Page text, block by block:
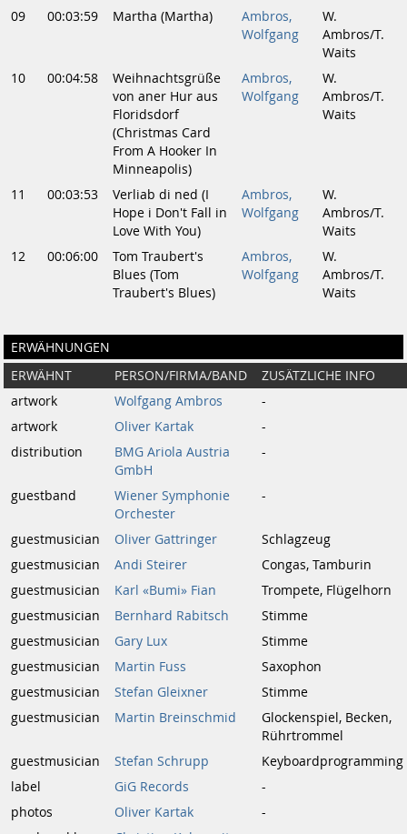
09
00:03:59 Martha (Martha)
Ambros,
Wolfgang
W.
Ambros/T.
Waits
10
00:04:58
Weihnachtsgrüße
von aner Hur aus
Floridsdorf
(Christmas Card
From A Hooker In
Minneapolis)
Ambros,
Wolfgang
W.
Ambros/T.
Waits
11 00:03:53
Verliab di ned (I
Hope i Don't Fall in
Love With You)
Ambros,
Wolfgang
W.
Ambros/T.
Waits
12
00:06:00
Tom Traubert's
Blues (Tom
Traubert's Blues)
Ambros,
Wolfgang
W.
Ambros/T.
Waits
ERWÄHNUNGEN
ERWÄHNT PERSON/FIRMA/BAND
ZUSÄTZLICHE INFO
artwork
Wolfgang Ambros
-
artwork
Oliver Kartak
-
distribution
BMG Ariola Austria
GmbH
-
guestband
Wiener Symphonie
Orchester
-
guestmusician Oliver Gattringer
Schlagzeug
guestmusician
Andi Steirer
Congas, Tamburin
guestmusician
Karl «Bumi» Fian
Trompete, Flügelhorn
guestmusician
Bernhard Rabitsch
Stimme
guestmusician
Gary Lux
Stimme
guestmusician
Martin Fuss
Saxophon
guestmusician
Stefan Gleixner
Stimme
guestmusician
Martin Breinschmid
Glockenspiel, Becken,
Rührtrommel
guestmusician
Stefan Schrupp
Keyboardprogramming
label
GiG Records
-
photos
Oliver Kartak
-